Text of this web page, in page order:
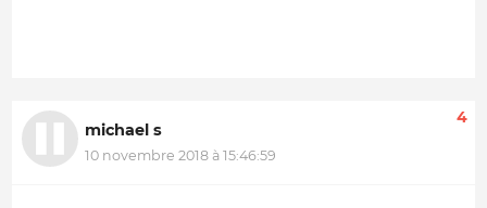
michael s
10 novembre 2018 à 15:46:59
4